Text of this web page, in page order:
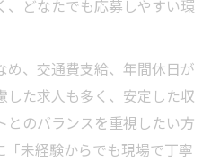
、どなたでも応募しやすい環
め、交通費支給、年間休日が
した求人も多く、安定した収
とのバランスを重視したい方
「未経験からでも現場で丁寧